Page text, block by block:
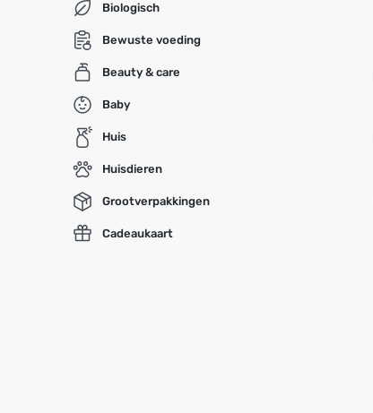
Biologisch
Bewuste voeding
Beauty & care
Baby
Huis
Huisdieren
Grootverpakkingen
Cadeaukaart